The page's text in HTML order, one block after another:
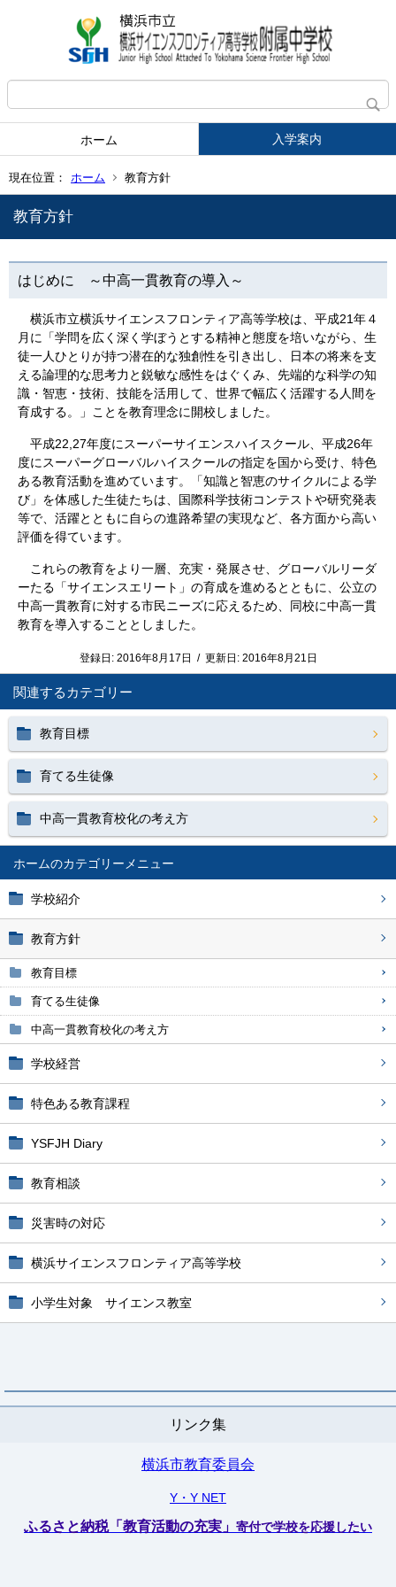
ホーム 入学案内
現在位置： ホーム 教育方針
ホーム
学校紹介
教育方針
教育目標
育てる生徒像
中高一貫教育校化の考え方
学校経営
特色ある教育課程
YSFJH Diary
教育相談
災害時の対応
横浜サイエンスフロンティア高等学校
小学生対象 サイエンス教室
リンク集
横浜市教育委員会
Y・Y NET
ふるさと納税「教育活動の充実」 寄付で学校を応援したい
教育方針
はじめに ～中高一貫教育の導入～
横浜市立横浜サイエンスフロンティア高等学校は、平成21年４
月に「学問を広く深く学ぼうとする精神と態度を培いながら、生
徒一人ひとりが持つ潜在的な独創性を引き出し、日本の将来を支
える論理的な思考力と鋭敏な感性をはぐくみ、先端的な科学の知
識・智恵・技術、技能を活用して、世界で幅広く活躍する人間を
育成する。」ことを教育理念に開校しました。
平成22,27年度にスーパーサイエンスハイスクール、平成26年
度にスーパーグローバルハイスクールの指定を国から受け、特色
ある教育活動を進めています。「知識と智恵のサイクルによる学
び」を体感した生徒たちは、国際科学技術コンテストや研究発表
等で、活躍とともに自らの進路希望の実現など、各方面から高い
評価を得ています。
これらの教育をより一層、充実・発展させ、グローバルリーダ
ーたる「サイエンスエリート」の育成を進めるとともに、公立の
中高一貫教育に対する市民ニーズに応えるため、同校に中高一貫
教育を導入することとしました。
登録日: 2016年8月17日 / 更新日: 2016年8月21日
関連するカテゴリー
教育目標
育てる生徒像
中高一貫教育校化の考え方